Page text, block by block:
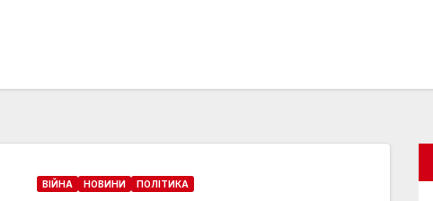
ВІЙНА НОВИНИ ПОЛІТИКА